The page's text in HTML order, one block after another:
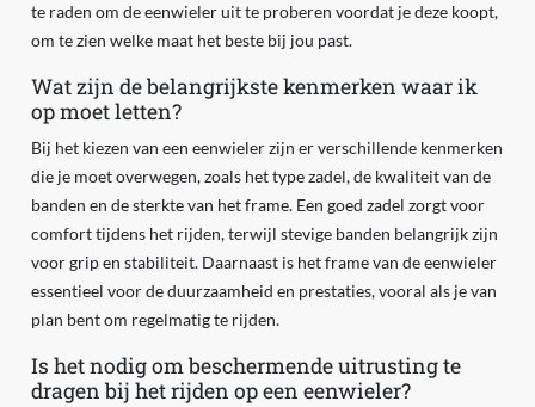
te raden om de eenwieler uit te proberen voordat je deze koopt,
om te zien welke maat het beste bij jou past.
Wat zijn de belangrijkste kenmerken waar ik
op moet letten?
Bij het kiezen van een eenwieler zijn er verschillende kenmerken
die je moet overwegen, zoals het type zadel, de kwaliteit van de
banden en de sterkte van het frame. Een goed zadel zorgt voor
comfort tijdens het rijden, terwijl stevige banden belangrijk zijn
voor grip en stabiliteit. Daarnaast is het frame van de eenwieler
essentieel voor de duurzaamheid en prestaties, vooral als je van
plan bent om regelmatig te rijden.
Is het nodig om beschermende uitrusting te
dragen bij het rijden op een eenwieler?